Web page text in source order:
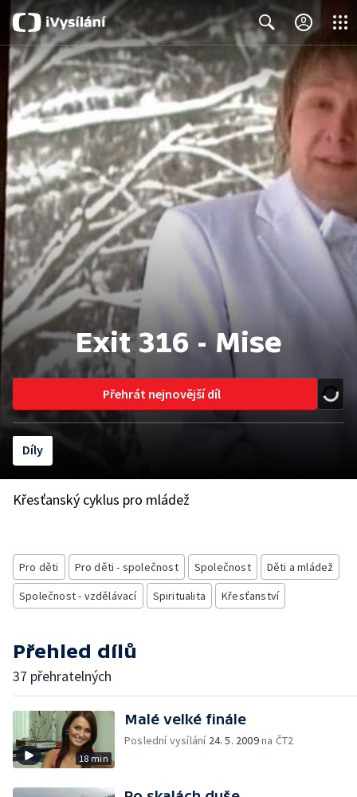
Search Close
Exit 316 - Mise
Přehrát nejnovější díl
Díly
Křesťanský cyklus pro mládež
Pro děti Pro děti - společnost Společnost
Děti a mládež
Společnost - vzdělávací
Spiritualita Křesťanství
Přehled dílů
37 přehratelných
18 min
Malé velké finále
Poslední vysílání 24. 5. 2009na ČT2